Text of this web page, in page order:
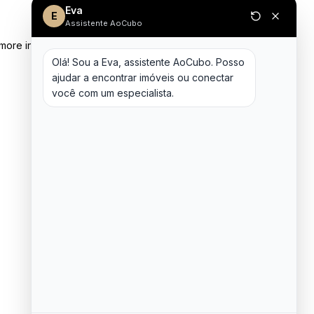
information)
E Eva
Assistente AoCubo
Olá! Sou a Eva, assistente AoCubo. Posso
ajudar a encontrar imóveis ou conectar
você com um especialista.